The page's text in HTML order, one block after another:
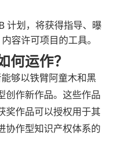
计划，将获得指导、曝
容许可项目的工具。
何运作？
够以铁臂阿童木和黑
创作新作品。这些作品
奖作品可以授权用于其
协作型知识产权体系的